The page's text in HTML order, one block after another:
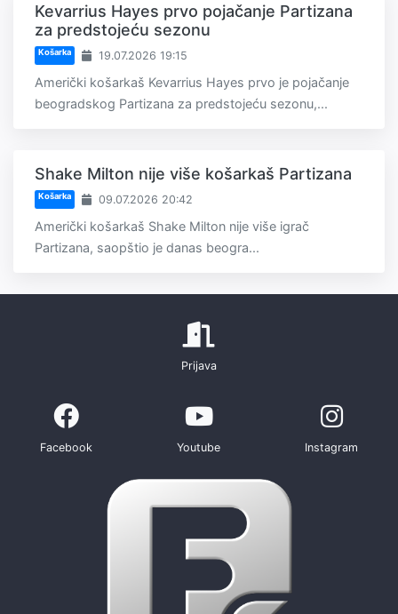
Kevarrius Hayes prvo pojačanje Partizana
za predstojeću sezonu
Košarka 19.07.2026 19:15
Američki košarkaš Kevarrius Hayes prvo je pojačanje
beogradskog Partizana za predstojeću sezonu,...
Shake Milton nije više košarkaš Partizana
Košarka 09.07.2026 20:42
Američki košarkaš Shake Milton nije više igrač
Partizana, saopštio je danas beogra...
Prijava
Facebook Youtube Instagram